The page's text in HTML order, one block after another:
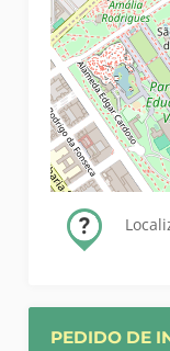
PEDIDO DE